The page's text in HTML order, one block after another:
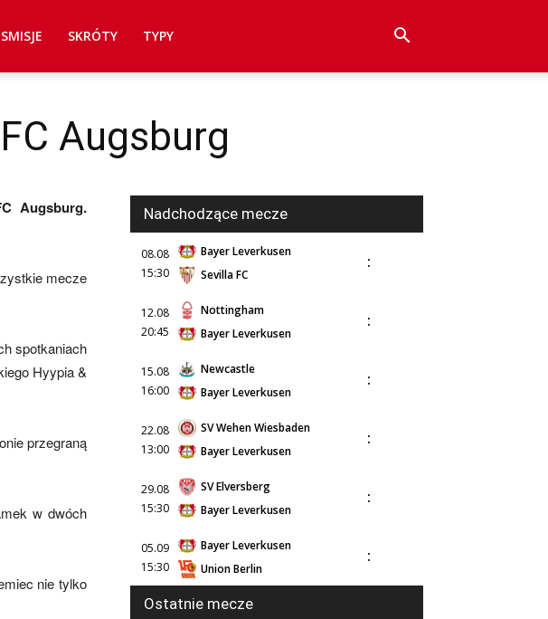
SKRÓTY TYPY
Augsburg
Augsburg.
mecze
spotkaniach
Hyypia &
przegraną
w dwóch
nie tylko
Nadchodzące mecze
08.08
15:30
Bayer Leverkusen
Sevilla FC
:
12.08
20:45
Nottingham
Bayer Leverkusen
:
15.08
16:00
Newcastle
Bayer Leverkusen
:
22.08
13:00
SV Wehen Wiesbaden
Bayer Leverkusen
:
29.08
15:30
SV Elversberg
Bayer Leverkusen
:
05.09
15:30
Bayer Leverkusen
Union Berlin
:
Ostatnie mecze